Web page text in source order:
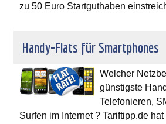
zu 50 Euro Startguthaben
Handy-Flats für Smartphones
Welcher
günstigste
Telefonieren,
Surfen im Internet ? Tariftipp.de